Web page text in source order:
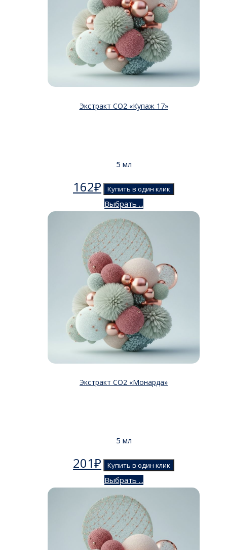
Экстракт СО2 «Купаж 17»
5 мл
162₽ Купить в один клик
Выбрать ...
Экстракт СО2 «Монарда»
5 мл
201₽ Купить в один клик
Выбрать ...